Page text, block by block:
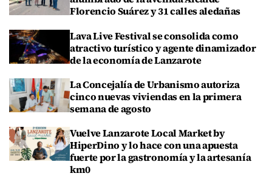
Florencio Suárez y 31 calles aledañas
Lava Live Festival se consolida como
atractivo turístico y agente dinamizador
de la economía de Lanzarote
La Concejalía de Urbanismo autoriza
cinco nuevas viviendas en la primera
semana de agosto
Vuelve Lanzarote Local Market by
HiperDino y lo hace con una apuesta
fuerte por la gastronomía y la artesanía
km0